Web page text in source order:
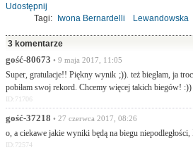
Udostępnij
Tagi:
Iwona Bernardelli Lewandowska
3 komentarze
gość-80673 • 9 maja 2017, 11:05
Super, gratulacje!! Piękny wynik ;)). też biegłam, ja
pobiłam swoj rekord. Chcemy więcej takich biegów! :))
ID:71706
gość-37218 • 27 czerwca 2017, 08:26
o, a ciekawe jakie wyniki będą na biegu
ID:72574